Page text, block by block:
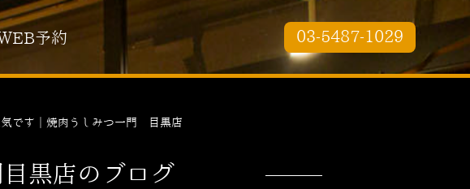
予約 03-5487-1029
です｜焼肉うしみつ一門 目黒店
黒店のブログ